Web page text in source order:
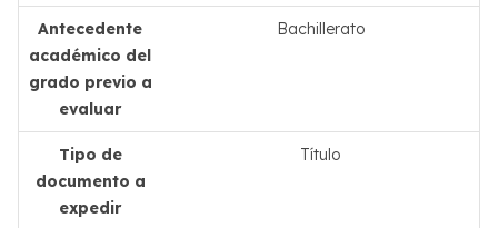
Antecedente
académico del
grado previo a
evaluar
Bachillerato
Tipo de
documento a
expedir
Título